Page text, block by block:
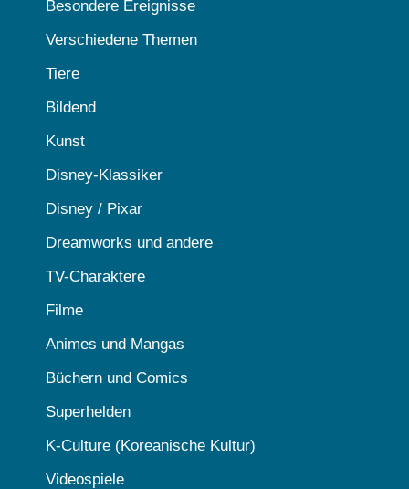
Besondere Ereignisse
Verschiedene Themen
Tiere
Bildend
Kunst
Disney-Klassiker
Disney / Pixar
Dreamworks und andere
TV-Charaktere
Filme
Animes und Mangas
Büchern und Comics
Superhelden
K-Culture (Koreanische Kultur)
Videospiele